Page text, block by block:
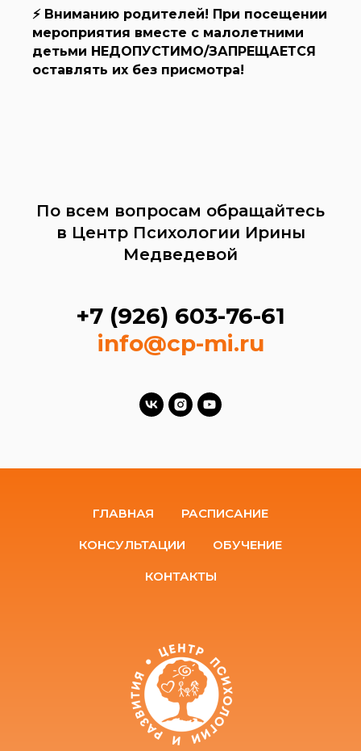
⚡Вниманию родителей! При посещении
мероприятия вместе с малолетними
детьми НЕДОПУСТИМО/ЗАПРЕЩАЕТСЯ
оставлять их без присмотра!
По всем вопросам обращайтесь
в Центр Психологии Ирины
Медведевой
+7 (926) 603-76-61
info@cp-mi.ru
ГЛАВНАЯ РАСПИСАНИЕ
КОНСУЛЬТАЦИИ ОБУЧЕНИЕ
КОНТАКТЫ